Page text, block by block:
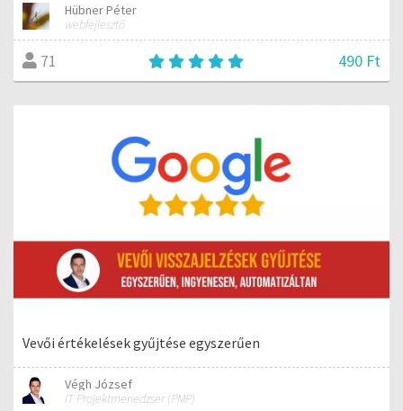
Hübner Péter
webfejlesztő
71 490 Ft
Vevői értékelések gyűjtése egyszerűen
Végh József
IT Projektmenedzser (PMP)